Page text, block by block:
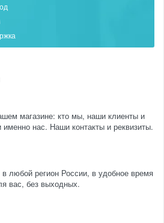
магазине: кто мы, наши клиенты и
нас. Наши контакты и реквизиты.
любой регион России, в удобное время
вас, без выходных.